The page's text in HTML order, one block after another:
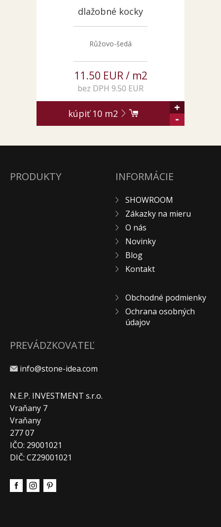
dlažobné kocky
Růžovo-šedá
11.50 EUR / m2
bez DPH 9.50 EUR
kúpiť10m2
+
-
PRODUKTY INFORMÁCIE
SHOWROOM
Zákazky na mieru
O nás
Novinky
Blog
Kontakt
Obchodné podmienky
Ochrana osobných
údajov
PREVÁDZKOVATEĽ
info@stone-idea.com
N.E.P. INVESTMENT s.r.o.
Vraňany 7
Vraňany
277 07
IČO: 29001021
DIČ: CZ29001021